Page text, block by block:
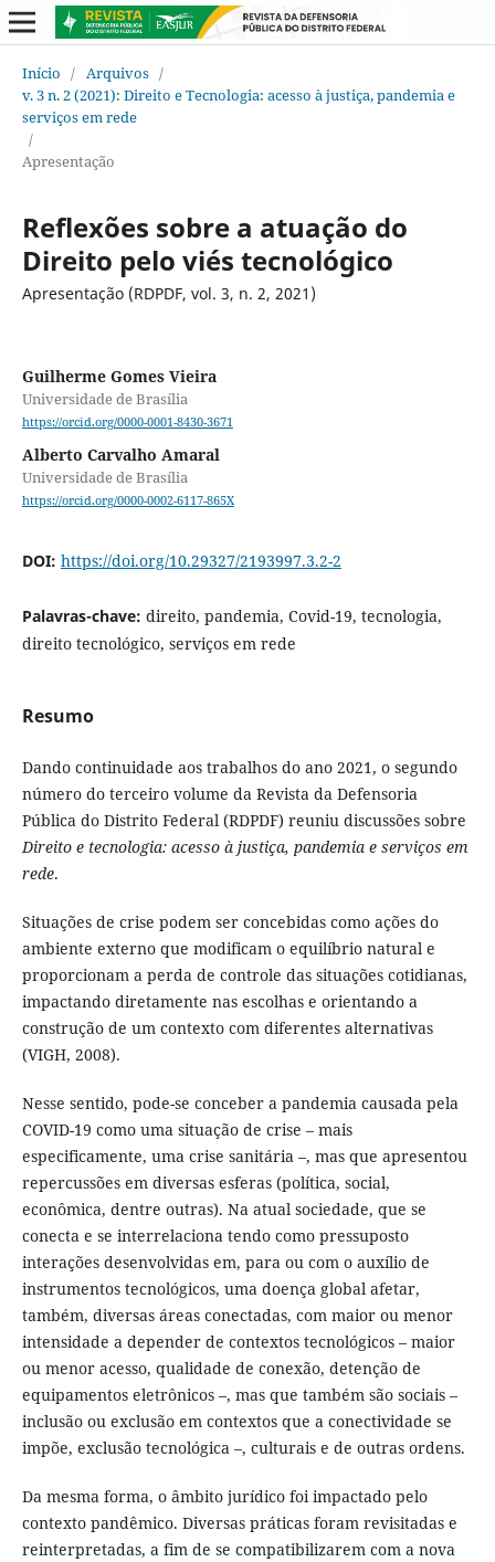
Início / Arquivos /
v. 3 n. 2 (2021): Direito e Tecnologia: acesso à justiça, pandemia e
serviços em rede
/
Apresentação
Reflexões sobre a atuação do
Direito pelo viés tecnológico
Apresentação (RDPDF, vol. 3, n. 2, 2021)
Guilherme Gomes Vieira
Universidade de Brasília
https://orcid.org/0000-0001-8430-3671
Alberto Carvalho Amaral
Universidade de Brasília
https://orcid.org/0000-0002-6117-865X
DOI: https://doi.org/10.29327/2193997.3.2-2
Palavras-chave: direito, pandemia, Covid-19, tecnologia,
direito tecnológico, serviços em rede
Resumo
Dando continuidade aos trabalhos do ano 2021, o segundo
número do terceiro volume da Revista da Defensoria
Pública do Distrito Federal (RDPDF) reuniu discussões sobre
Direito e tecnologia: acesso à justiça, pandemia e serviços em
rede.
Situações de crise podem ser concebidas como ações do
ambiente externo que modificam o equilíbrio natural e
proporcionam a perda de controle das situações cotidianas,
impactando diretamente nas escolhas e orientando a
construção de um contexto com diferentes alternativas
(VIGH, 2008).
Nesse sentido, pode-se conceber a pandemia causada pela
COVID-19 como uma situação de crise – mais
especificamente, uma crise sanitária –, mas que apresentou
repercussões em diversas esferas (política, social,
econômica, dentre outras). Na atual sociedade, que se
conecta e se interrelaciona tendo como pressuposto
interações desenvolvidas em, para ou com o auxílio de
instrumentos tecnológicos, uma doença global afetar,
também, diversas áreas conectadas, com maior ou menor
intensidade a depender de contextos tecnológicos – maior
ou menor acesso, qualidade de conexão, detenção de
equipamentos eletrônicos –, mas que também são sociais –
inclusão ou exclusão em contextos que a conectividade se
impõe, exclusão tecnológica –, culturais e de outras ordens.
Da mesma forma, o âmbito jurídico foi impactado pelo
contexto pandêmico. Diversas práticas foram revisitadas e
reinterpretadas, a fim de se compatibilizarem com a nova